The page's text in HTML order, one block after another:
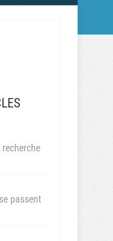
passent